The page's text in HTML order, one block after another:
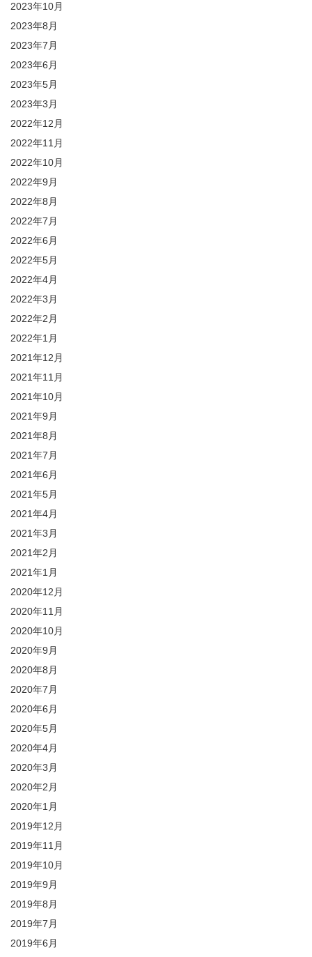
2023年10月
2023年8月
2023年7月
2023年6月
2023年5月
2023年3月
2022年12月
2022年11月
2022年10月
2022年9月
2022年8月
2022年7月
2022年6月
2022年5月
2022年4月
2022年3月
2022年2月
2022年1月
2021年12月
2021年11月
2021年10月
2021年9月
2021年8月
2021年7月
2021年6月
2021年5月
2021年4月
2021年3月
2021年2月
2021年1月
2020年12月
2020年11月
2020年10月
2020年9月
2020年8月
2020年7月
2020年6月
2020年5月
2020年4月
2020年3月
2020年2月
2020年1月
2019年12月
2019年11月
2019年10月
2019年9月
2019年8月
2019年7月
2019年6月